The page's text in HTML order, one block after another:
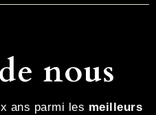
nous
ans parmi les meilleurs